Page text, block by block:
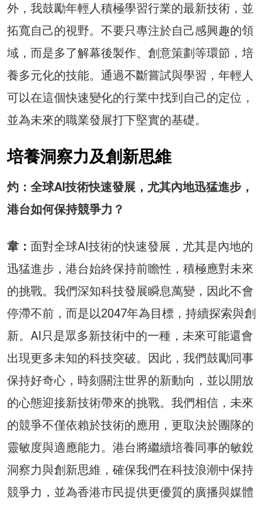
外，我鼓勵年輕人積極學習行業的最新技術，並
拓寬自己的視野。不要只專注於自己感興趣的領
域，而是多了解幕後製作、創意策劃等環節，培
養多元化的技能。通過不斷嘗試與學習，年輕人
可以在這個快速變化的行業中找到自己的定位，
並為未來的職業發展打下堅實的基礎。
培養洞察力及創新思維
灼：全球AI技術快速發展，尤其內地迅猛進步，
港台如何保持競爭力？
韋： 面對全球AI技術的快速發展，尤其是內地的
迅猛進步，港台始終保持前瞻性，積極應對未來
的挑戰。我們深知科技發展瞬息萬變，因此不會
停滯不前，而是以2047年為目標，持續探索與創
新。AI只是眾多新技術中的一種，未來可能還會
出現更多未知的科技突破。因此，我們鼓勵同事
保持好奇心，時刻關注世界的新動向，並以開放
的心態迎接新技術帶來的挑戰。我們相信，未來
的競爭不僅依賴於技術的應用，更取決於團隊的
靈敏度與適應能力。港台將繼續培養同事的敏銳
洞察力與創新思維，確保我們在科技浪潮中保持
競爭力，並為香港市民提供更優質的廣播與媒體